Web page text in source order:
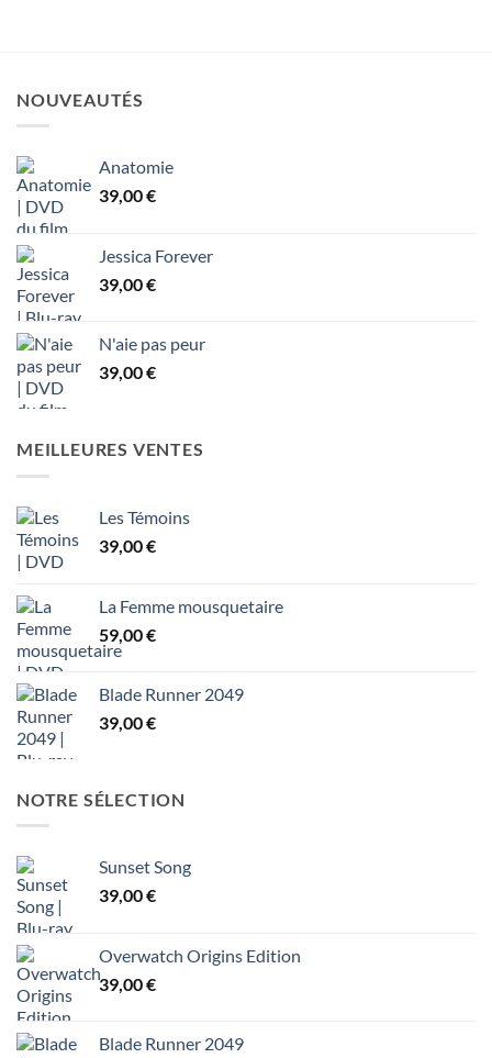
NOUVEAUTÉS
Anatomie
39,00€
Jessica Forever
39,00€
N'aie pas peur
39,00€
MEILLEURES VENTES
Les Témoins
39,00€
La Femme mousquetaire
59,00€
Blade Runner 2049
39,00€
NOTRE SÉLECTION
Sunset Song
39,00€
Overwatch Origins Edition
39,00€
Blade Runner 2049